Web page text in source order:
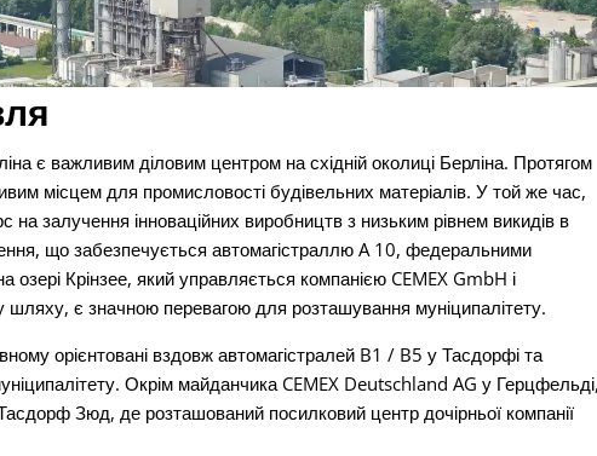
є важливим діловим центром на східній околиці Берліна. Протягом
місцем для промисловості будівельних матеріалів. У той же час,
на залучення інноваційних виробництв з низьким рівнем викидів в
що забезпечується автомагістраллю A 10, федеральними
Крінзее, який управляється компанією CEMEX GmbH і
є значною перевагою для розташування муніципалітету.
орієнтовані вздовж автомагістралей B1 / B5 у Тасдорфі та
Окрім майданчика CEMEX Deutschland AG у Герцфельді,
Зюд, де розташований посилковий центр дочірньої компанії